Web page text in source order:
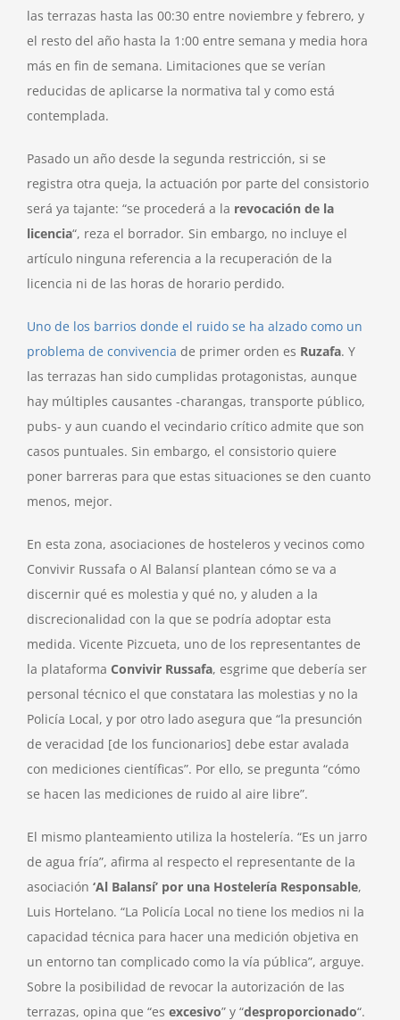
las terrazas hasta las 00:30 entre noviembre y febrero, y
el resto del año hasta la 1:00 entre semana y media hora
más en fin de semana. Limitaciones que se verían
reducidas de aplicarse la normativa tal y como está
contemplada.
Pasado un año desde la segunda restricción, si se
registra otra queja, la actuación por parte del consistorio
será ya tajante: “se procederá a la revocación de la
licencia“, reza el borrador. Sin embargo, no incluye el
artículo ninguna referencia a la recuperación de la
licencia ni de las horas de horario perdido.
Uno de los barrios donde el ruido se ha alzado como un
problema de convivencia de primer orden es Ruzafa. Y
las terrazas han sido cumplidas protagonistas, aunque
hay múltiples causantes -charangas, transporte público,
pubs- y aun cuando el vecindario crítico admite que son
casos puntuales. Sin embargo, el consistorio quiere
poner barreras para que estas situaciones se den cuanto
menos, mejor.
En esta zona, asociaciones de hosteleros y vecinos como
Convivir Russafa o Al Balansí plantean cómo se va a
discernir qué es molestia y qué no, y aluden a la
discrecionalidad con la que se podría adoptar esta
medida. Vicente Pizcueta, uno de los representantes de
la plataforma Convivir Russafa, esgrime que debería ser
personal técnico el que constatara las molestias y no la
Policía Local, y por otro lado asegura que “la presunción
de veracidad [de los funcionarios] debe estar avalada
con mediciones científicas”. Por ello, se pregunta “cómo
se hacen las mediciones de ruido al aire libre”.
El mismo planteamiento utiliza la hostelería. “Es un jarro
de agua fría”, afirma al respecto el representante de la
asociación ‘Al Balansí’ por una Hostelería Responsable,
Luis Hortelano. “La Policía Local no tiene los medios ni la
capacidad técnica para hacer una medición objetiva en
un entorno tan complicado como la vía pública”, arguye.
Sobre la posibilidad de revocar la autorización de las
terrazas, opina que “es excesivo” y “desproporcionado“.